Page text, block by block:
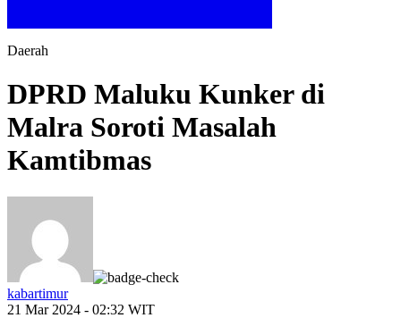
Daerah
DPRD Maluku Kunker di
Malra Soroti Masalah
Kamtibmas
kabartimur
21 Mar 2024 - 02:32 WIT